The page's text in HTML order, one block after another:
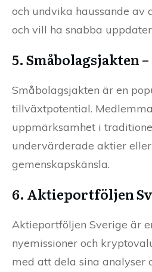
och undvika haussande
och vill ha snabba
5. Småbolagsjakten
Småbolagsjakten är en
tillväxtpotential.
uppmärksamhet i
undervärderade aktier
gemenskapskänsla.
6. Aktieportföljen
Aktieportföljen Sverige är
nyemissioner och
med att dela sina analyser